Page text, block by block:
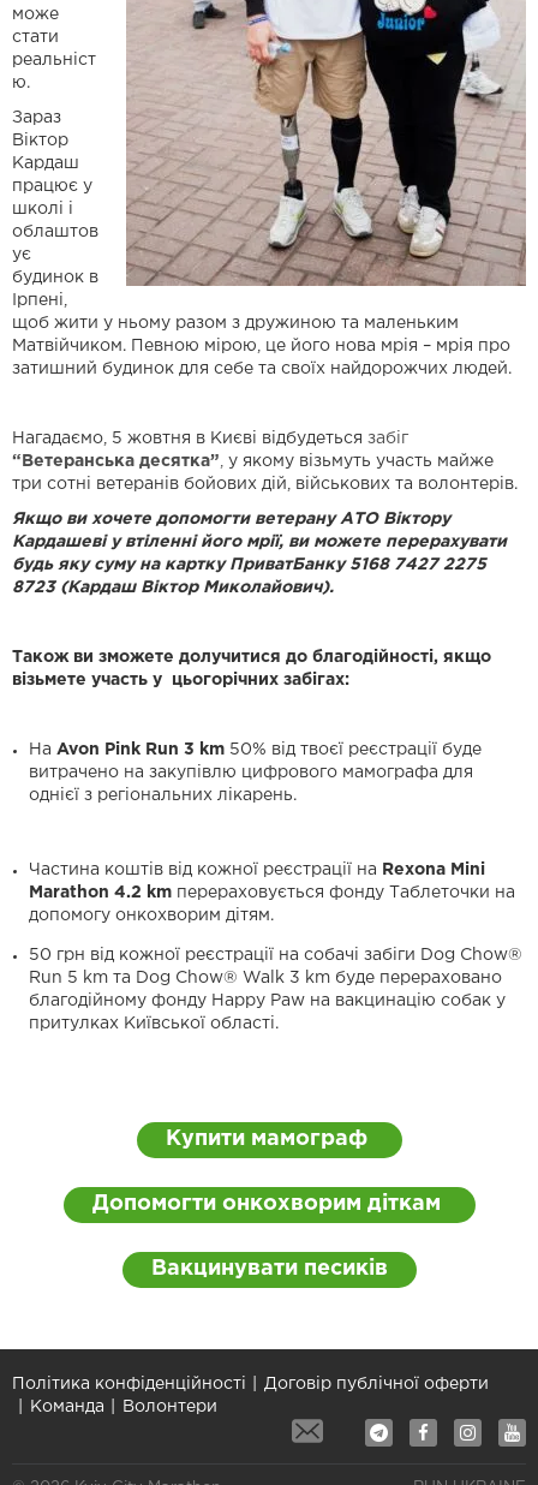
може
стати
реальніст
ю.
Зараз
Віктор
Кардаш
працює у
школі і
облаштов
ує
будинок в
Ірпені,
щоб жити у ньому разом з дружиною та маленьким
Матвійчиком. Певною мірою, це його нова мрія – мрія про
затишний будинок для себе та своїх найдорожчих людей.
Нагадаємо, 5 жовтня в Києві відбудеться забіг
“Ветеранська десятка”
у якому візьмуть участь майже
три сотні ветеранів бойових дій, військових та волонтерів.
Якщо ви хочете допомогти ветерану АТО Віктору
Кардашеві у втіленні його мрії, ви можете перерахувати
будь яку суму на картку ПриватБанку 5168 7427 2275
8723 (Кардаш Віктор Миколайович).
Також ви зможете долучитися до благодійності, якщо
візьмете участь у цьогорічних забігах:
На Avon Pink Run 3 km 50% від твоєї реєстрації буде
витрачено на закупівлю цифрового мамографа для
однієї з регіональних лікарень.
Частина коштів від кожної реєстрації на
Rexona Mini
Marathon 4.2 km перераховується фонду Таблеточки на
допомогу онкохворим дітям.
50 грн від кожної реєстрації на собачі забіги
Dog Chow®
Run 5 km та Dog Chow® Walk 3 km буде перераховано
благодійному фонду Happy Paw на вакцинацію собак у
притулках Київської області.
Купити мамограф
Допомогти онкохворим діткам
Вакцинувати песиків
Політика конфіденційності
Договір публічної оферти
Команда
Волонтери